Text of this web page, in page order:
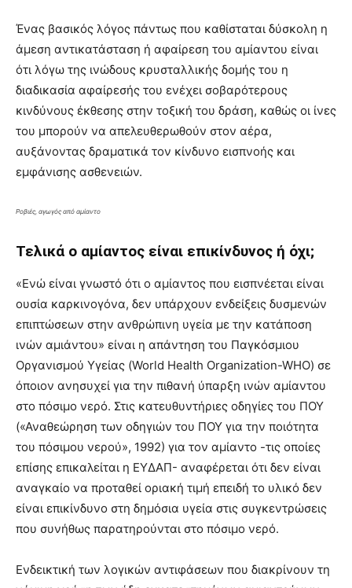
Ένας βασικός λόγος πάντως που καθίσταται δύσκολη η
άμεση αντικατάσταση ή αφαίρεση του αμίαντου είναι
ότι λόγω της ινώδους κρυσταλλικής δομής του η
διαδικασία αφαίρεσής του ενέχει σοβαρότερους
κινδύνους έκθεσης στην τοξική του δράση, καθώς οι ίνες
του μπορούν να απελευθερωθούν στον αέρα,
αυξάνοντας δραματικά τον κίνδυνο εισπνοής και
εμφάνισης ασθενειών.
Ροβιές, αγωγός από αμίαντο
Τελικά ο αμίαντος είναι επικίνδυνος ή όχι;
«Ενώ είναι γνωστό ότι ο αμίαντος που εισπνέεται είναι
ουσία καρκινογόνα, δεν υπάρχουν ενδείξεις δυσμενών
επιπτώσεων στην ανθρώπινη υγεία με την κατάποση
ινών αμιάντου» είναι η απάντηση του Παγκόσμιου
Οργανισμού Υγείας (World Health Organization-WHO) σε
όποιον ανησυχεί για την πιθανή ύπαρξη ινών αμίαντου
στο πόσιμο νερό. Στις κατευθυντήριες οδηγίες του ΠΟΥ
(«Αναθεώρηση των οδηγιών του ΠΟΥ για την ποιότητα
του πόσιμου νερού», 1992) για τον αμίαντο -τις οποίες
επίσης επικαλείται η ΕΥΔΑΠ- αναφέρεται ότι δεν είναι
αναγκαίο να προταθεί οριακή τιμή επειδή το υλικό δεν
είναι επικίνδυνο στη δημόσια υγεία στις συγκεντρώσεις
που συνήθως παρατηρούνται στο πόσιμο νερό.
Ενδεικτική των λογικών αντιφάσεων που διακρίνουν τη